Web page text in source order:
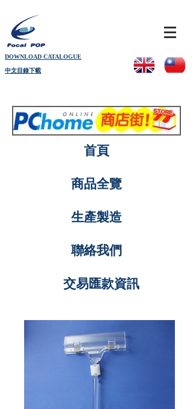
DOWNLOAD CATALOGUE
中文目錄下載
首頁
商品全覽
生產製造
聯絡我們
交易匯款資訊